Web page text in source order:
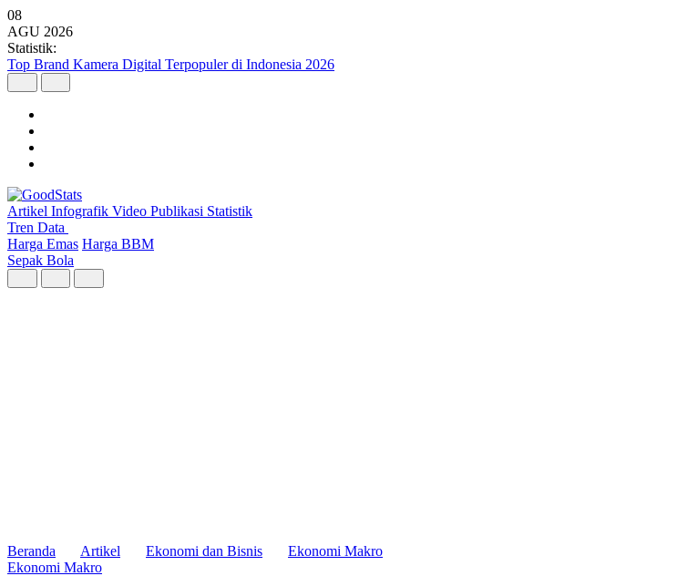
08
AGU 2026
Statistik:
Top Brand Kamera Digital Terpopuler di Indonesia 2026
Artikel Infografik Video Publikasi Statistik
Tren Data
Harga Emas Harga BBM
Sepak Bola
Beranda Artikel Ekonomi dan Bisnis
Ekonomi Makro
Ekonomi Makro